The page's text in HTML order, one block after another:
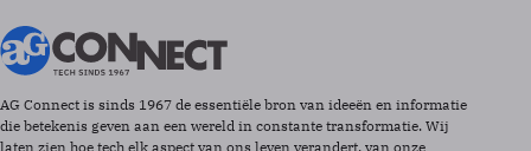
AG Connect is sinds 1967 de essentiële bron van ideeën en informatie
die betekenis geven aan een wereld in constante transformatie. Wij
laten zien hoe tech elk aspect van ons leven verandert, van onze